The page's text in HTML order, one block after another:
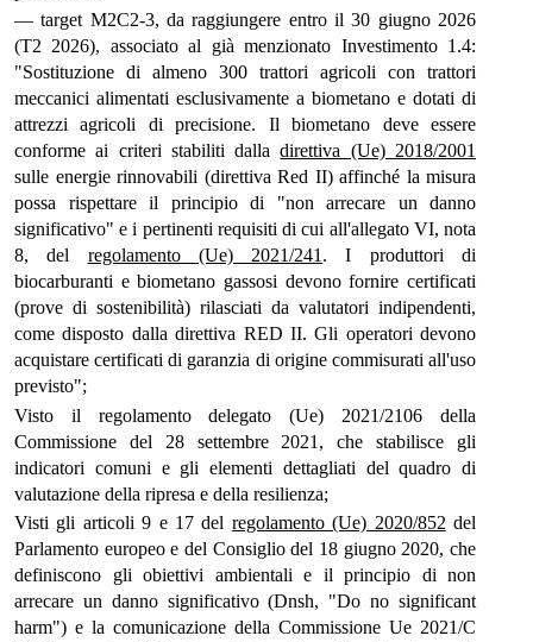
— target M2C2-3, da raggiungere entro il 30 giugno 2026
(T2 2026), associato al già menzionato Investimento 1.4:
"Sostituzione di almeno 300 trattori agricoli con trattori
meccanici alimentati esclusivamente a biometano e dotati di
attrezzi agricoli di precisione. Il biometano deve essere
conforme ai criteri stabiliti dalladirettiva (Ue) 2018/2001
sulle energie rinnovabili (direttiva Red II) affinché la misura
possa rispettare il principio di "non arrecare un danno
significativo" e i pertinenti requisiti di cui all'allegato VI, nota
8, del regolamento (Ue) 2021/241 . I produttori di
biocarburanti e biometano gassosi devono fornire certificati
(prove di sostenibilità) rilasciati da valutatori indipendenti,
come disposto dalla direttiva RED II. Gli operatori devono
acquistare certificati di garanzia di origine commisurati all'uso
previsto";
Visto il regolamento delegato (Ue) 2021/2106 della
Commissione del 28 settembre 2021, che stabilisce gli
indicatori comuni e gli elementi dettagliati del quadro di
valutazione della ripresa e della resilienza;
Visti gli articoli 9 e 17 del regolamento (Ue) 2020/852 del
Parlamento europeo e del Consiglio del 18 giugno 2020, che
definiscono gli obiettivi ambientali e il principio di non
arrecare un danno significativo (Dnsh, "Do no significant
harm") e la comunicazione della Commissione Ue 2021/C